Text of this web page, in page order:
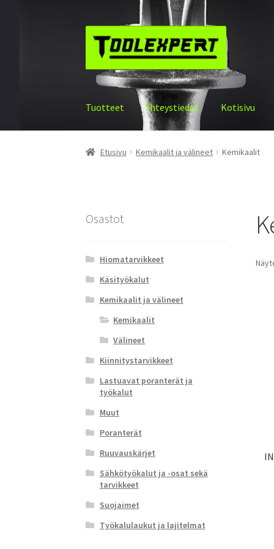
navigointiin
sisältöön
Tuotteet Yhteystiedot Kotisivu
Etusivu Kemikaalit ja välineet Kemikaalit
Osastot
Hiomatarvikkeet
Käsityökalut
Kemikaalit ja välineet
Kemikaalit
Välineet
Kiinnitystarvikkeet
Lastuavat poranterät ja
työkalut
Muut
Poranterät
Ruuvauskärjet
Sähkötyökalut ja -osat sekä
tarvikkeet
Suojaimet
Työkalulaukut ja lajitelmat